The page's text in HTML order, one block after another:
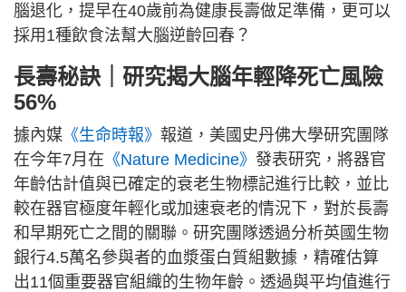
腦退化，提早在40歲前為健康長壽做足準備，更可以
採用1種飲食法幫大腦逆齡回春？
長壽秘訣｜研究揭大腦年輕降死亡風險
56%
據內媒 《生命時報》 報道，美國史丹佛大學研究團隊
在今年7月在 《Nature Medicine》 發表研究，將器官
年齡估計值與已確定的衰老生物標記進行比較，並比
較在器官極度年輕化或加速衰老的情況下，對於長壽
和早期死亡之間的關聯。研究團隊透過分析英國生物
銀行4.5萬名參與者的血漿蛋白質組數據，精確估算
出11個重要器官組織的生物年齡。透過與平均值進行